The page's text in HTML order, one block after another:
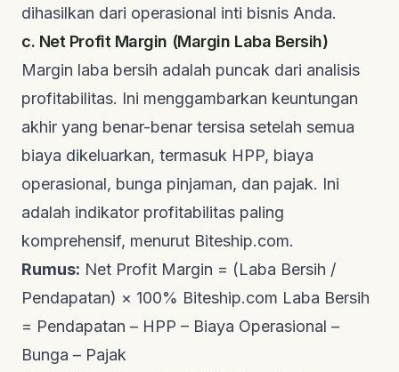
dihasilkan dari operasional inti bisnis Anda.
c. Net Profit Margin (Margin Laba Bersih)
Margin laba bersih adalah puncak dari analisis
profitabilitas. Ini menggambarkan keuntungan
akhir yang benar-benar tersisa setelah semua
biaya dikeluarkan, termasuk HPP, biaya
operasional, bunga pinjaman, dan pajak. Ini
adalah indikator profitabilitas paling
komprehensif, menurut Biteship.com.
Rumus: Net Profit Margin = (Laba Bersih /
Pendapatan) × 100% Biteship.com Laba Bersih
= Pendapatan – HPP – Biaya Operasional –
Bunga – Pajak